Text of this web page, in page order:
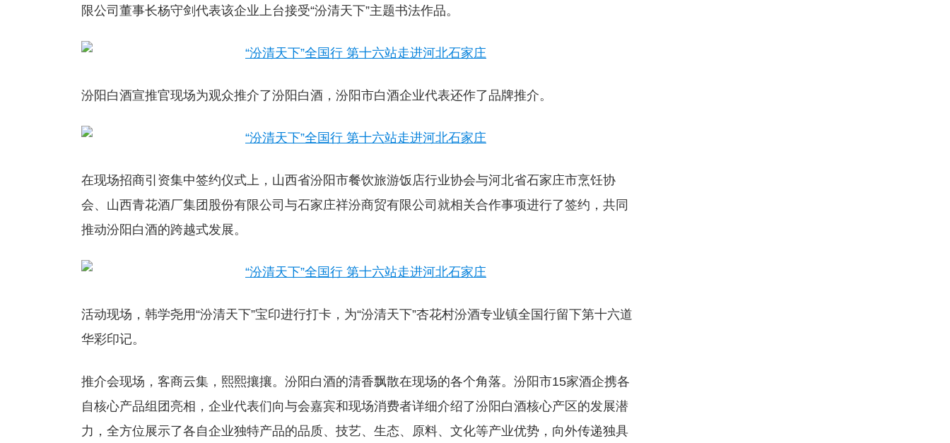
限公司董事长杨守剑代表该企业上台接受“汾清天下”主题书法作品。
汾阳白酒宣推官现场为观众推介了汾阳白酒，汾阳市白酒企业代表还作了品牌推介。
在现场招商引资集中签约仪式上，山西省汾阳市餐饮旅游饭店行业协会与河北省石家庄市烹饪协
会、山西青花酒厂集团股份有限公司与石家庄祥汾商贸有限公司就相关合作事项进行了签约，共同
推动汾阳白酒的跨越式发展。
活动现场，韩学尧用“汾清天下”宝印进行打卡，为“汾清天下”杏花村汾酒专业镇全国行留下第十六道
华彩印记。
推介会现场，客商云集，熙熙攘攘。汾阳白酒的清香飘散在现场的各个角落。汾阳市15家酒企携各
自核心产品组团亮相，企业代表们向与会嘉宾和现场消费者详细介绍了汾阳白酒核心产区的发展潜
力，全方位展示了各自企业独特产品的品质、技艺、生态、原料、文化等产业优势，向外传递独具